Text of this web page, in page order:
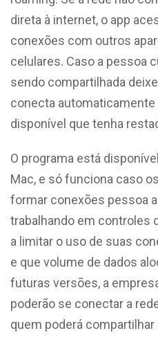
direta à internet, o app
conexões com outros
celulares. Caso a pessoa
sendo compartilhada
conecta automaticamente
disponível que tenha
O programa está
Mac, e só funciona caso
formar conexões pessoa
trabalhando em controles
a limitar o uso de suas
e que volume de dados
futuras versões, a
poderão se conectar a
quem poderá compartilhar